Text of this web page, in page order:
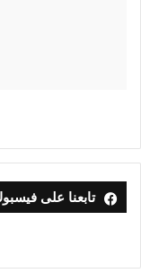
تابعنا على